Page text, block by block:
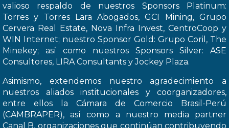
valioso respaldo de nuestros Sponsors Platinum:
Torres y Torres Lara Abogados, GCI Mining, Grupo
Cervera Real Estate, Nova Infra Invest, CentroCoop y
WIN Internet; nuestro Sponsor Gold: Grupo Coril, The
Minekey; así como nuestros Sponsors Silver: ASE
Consultores, LIRA Consultants y Jockey Plaza.
Asimismo, extendemos nuestro agradecimiento a
nuestros aliados institucionales y coorganizadores,
entre ellos la Cámara de Comercio Brasil-Perú
(CAMBRAPER), así como a nuestro media partner
Canal B, organizaciones que continúan contribuyendo